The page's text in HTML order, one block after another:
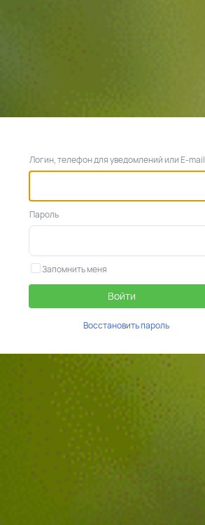
Логин, телефон для уведомлений или E-mail
Пароль
Запомнить меня
Войти
Восстановить пароль